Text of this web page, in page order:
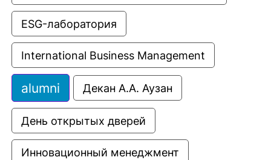
ESG-лаборатория
International Business Management
alumni Декан А.А. Аузан
День открытых дверей
Инновационный менеджмент